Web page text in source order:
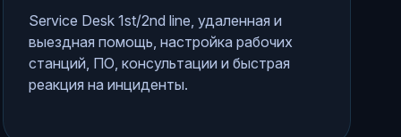
Service Desk 1st/2nd line, удаленная и
выездная помощь, настройка рабочих
станций, ПО, консультации и быстрая
реакция на инциденты.